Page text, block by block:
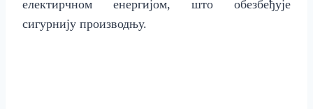
електирчном енергијом, што обезбеђује
сигурнију производњу.